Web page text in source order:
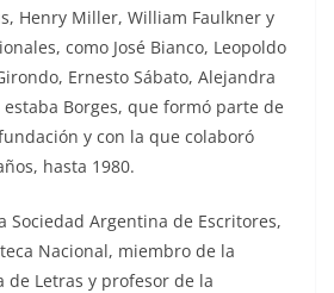
Henry Miller, William Faulkner y
como José Bianco, Leopoldo
Ernesto Sábato, Alejandra
Borges, que formó parte de
y con la que colaboró
hasta 1980.
Sociedad Argentina de Escritores,
Nacional, miembro de la
de Letras y profesor de la